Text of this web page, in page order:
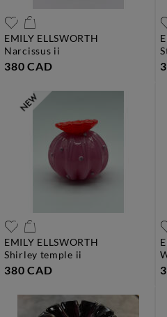
EMILY ELLSWORTH
narcissus ii
380 CAD
EMILY ELLSWORTH
shirley temple ii
380 CAD